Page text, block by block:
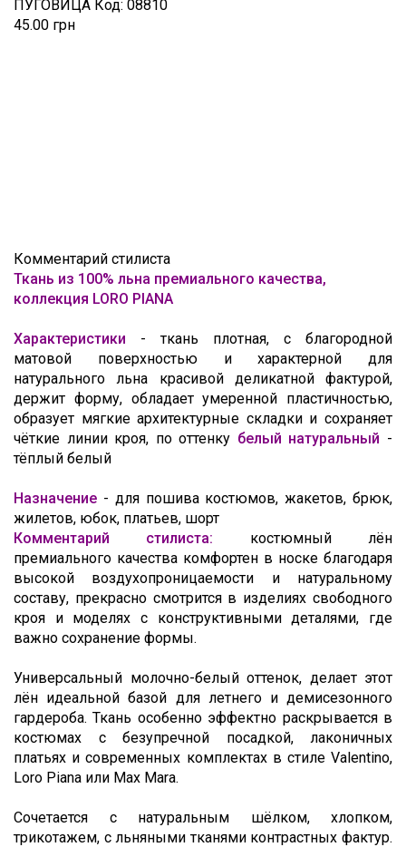
ПУГОВИЦА Код: 08810
45.00 грн
Комментарий стилиста
Ткань из 100% льна премиального качества,
коллекция LORO PIANA
Характеристики - ткань плотная, с благородной
матовой поверхностью и характерной для
натурального льна красивой деликатной фактурой,
держит форму, обладает умеренной пластичностью,
образует мягкие архитектурные складки и сохраняет
чёткие линии кроя, по оттенку белый натуральный -
тёплый белый
Назначение - для пошива костюмов, жакетов, брюк,
жилетов, юбок, платьев, шорт
Комментарий стилиста:
костюмный лён
премиального качества комфортен в носке благодаря
высокой воздухопроницаемости и натуральному
составу, прекрасно смотрится в изделиях свободного
кроя и моделях с конструктивными деталями, где
важно сохранение формы.
Универсальный молочно-белый оттенок, делает этот
лён идеальной базой для летнего и демисезонного
гардероба. Ткань особенно эффектно раскрывается в
костюмах с безупречной посадкой, лаконичных
платьях и современных комплектах в стиле Valentino,
Loro Piana или Max Mara.
Сочетается с натуральным шёлком, хлопком,
трикотажем, с льняными тканями контрастных фактур.